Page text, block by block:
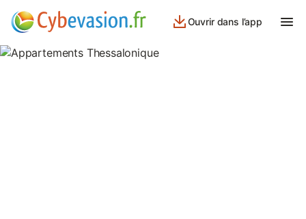
Ouvrir dans l’app